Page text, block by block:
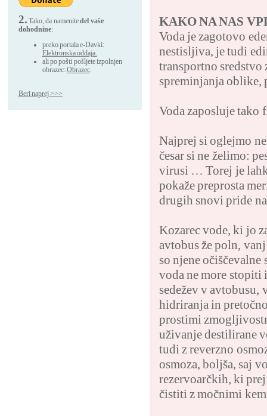
KAKO NA NAS
Voda je zagotovo
nestisljiva, je tudi
transportno sredstvo
spreminjanja
Voda zaposluje tako
Najprej si oglejmo
česar si ne želimo:
virusi … Torej je
pokaže preprosta
drugih snovi pride
Kozarec vode, ki jo
avtobus že poln,
so njene
voda ne more stopiti
sedežev v avtobusu,
hidriranja in
prostimi
uživanje destilirane
tudi z reverzno
osmoza, boljša, saj
rezervoarčkih, ki
čistiti z močnimi
2. Tako, da namenitedel vaše
dohodnine:
preko portala e-Davki:
Elektronska oddaja.
ali po pošti pošljete izpolnjen
obrazec:Obrazec.
Beri naprej >>>